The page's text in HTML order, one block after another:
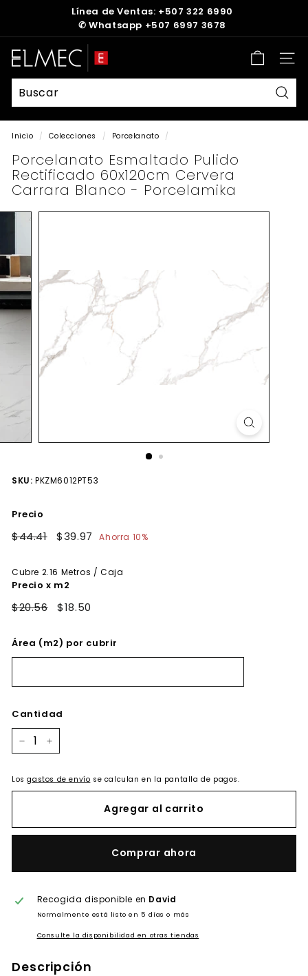
diapositivas
pausa
Línea de Ventas: +507 322 6990
✆ Whatsapp +507 6997 3678
E
L
M
E
C
Inicio / Colecciones / Porcelanato /
Porcelanato Esmaltado Pulido
Rectificado 60x120cm Cervera
Carrara Blanco - Porcelamika
SKU: PKZM6012PT53
Precio
Precio
$44.41$44.41
Precio
$39.97 $39.97
Ahorra 10%
Cubre 2.16 Metros / Caja
Precio x m2
$20.56 $18.50
Área (m2) por cubrir
Cantidad
Losgastos de envío se calculan en la pantalla de pagos.
Agregar al carrito
Comprar ahora
Recogida disponible en David
Normalmente está listo en 5 días o más
Consulte la disponibilidad en otras tiendas
Descripción